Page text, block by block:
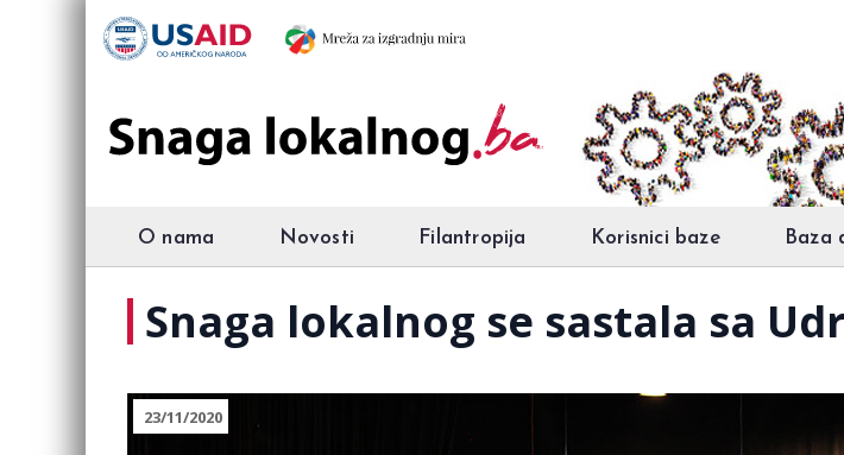
O nama Novosti Filantropija Korisnici baze Baza
Snaga lokalnog se sastala sa
23/11/2020